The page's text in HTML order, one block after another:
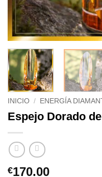
INICIO / ENERGÍA
Espejo Dorado
€170.00